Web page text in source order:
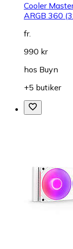
Cooler
ARGB 360
fr.
990 kr
hos Buyn
+5 butiker